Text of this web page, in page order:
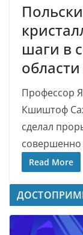
шаги в
Профессор
Кшиштоф
сделал
совершенно
Read More